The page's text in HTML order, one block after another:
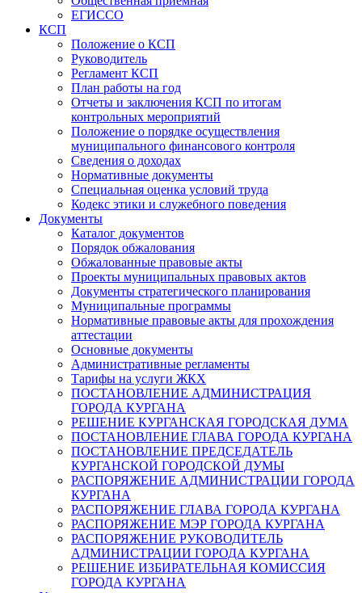
ЕГИССО
КСП
Положение о КСП
Руководитель
Регламент КСП
План работы на год
Отчеты и заключения КСП по итогам
контрольных мероприятий
Положение о порядке осуществления
муниципального финансового контроля
Сведения о доходах
Нормативные документы
Специальная оценка условий труда
Кодекс этики и служебного поведения
Документы
Каталог документов
Порядок обжалования
Обжалованные правовые акты
Проекты муниципальных правовых актов
Документы стратегического планирования
Муниципальные программы
Нормативные правовые акты для прохождения
аттестации
Основные документы
Административные регламенты
Тарифы на услуги ЖКХ
ПОСТАНОВЛЕНИЕ АДМИНИСТРАЦИЯ
ГОРОДА КУРГАНА
РЕШЕНИЕ КУРГАНСКАЯ ГОРОДСКАЯ ДУМА
ПОСТАНОВЛЕНИЕ ГЛАВА ГОРОДА КУРГАНА
ПОСТАНОВЛЕНИЕ ПРЕДСЕДАТЕЛЬ
КУРГАНСКОЙ ГОРОДСКОЙ ДУМЫ
РАСПОРЯЖЕНИЕ АДМИНИСТРАЦИИ ГОРОДА
КУРГАНА
РАСПОРЯЖЕНИЕ ГЛАВА ГОРОДА КУРГАНА
РАСПОРЯЖЕНИЕ МЭР ГОРОДА КУРГАНА
РАСПОРЯЖЕНИЕ РУКОВОДИТЕЛЬ
АДМИНИСТРАЦИИ ГОРОДА КУРГАНА
РЕШЕНИЕ ИЗБИРАТЕЛЬНАЯ КОМИССИЯ
ГОРОДА КУРГАНА